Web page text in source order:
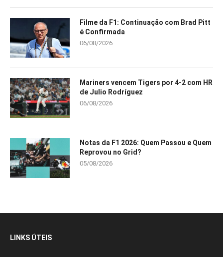
Filme da F1: Continuação com Brad Pitt
é Confirmada
06/08/2026
Mariners vencem Tigers por 4-2 com HR
de Julio Rodríguez
06/08/2026
Notas da F1 2026: Quem Passou e Quem
Reprovou no Grid?
05/08/2026
LINKS ÚTEIS